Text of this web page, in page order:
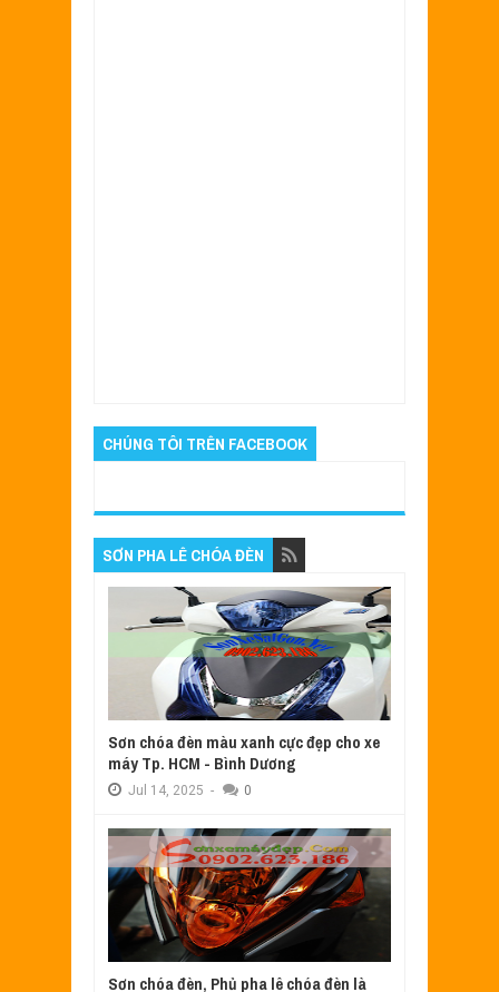
CHÚNG TÔI TRÊN FACEBOOK
SƠN PHA LÊ CHÓA ĐÈN
Sơn chóa đèn màu xanh cực đẹp cho xe
máy Tp. HCM - Bình Dương
Jul 14, 2025 - 0
Sơn chóa đèn, Phủ pha lê chóa đèn là